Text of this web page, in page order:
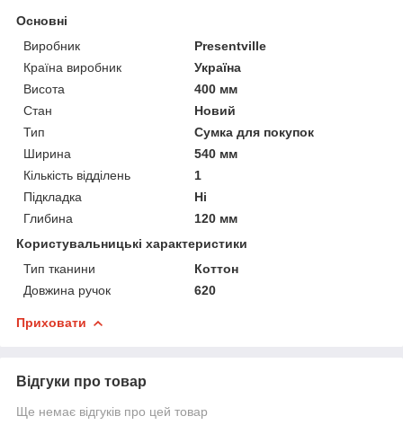
Основні
Виробник
Presentville
Країна виробник
Україна
Висота
400 мм
Стан
Новий
Тип
Сумка для покупок
Ширина
540 мм
Кількість відділень
1
Підкладка
Ні
Глибина
120 мм
Користувальницькі характеристики
Тип тканини
Коттон
Довжина ручок
620
Приховати
Відгуки про товар
Ще немає відгуків про цей товар